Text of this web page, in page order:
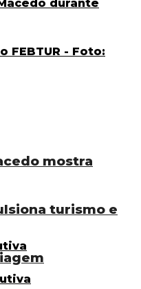
mostra
turismo e